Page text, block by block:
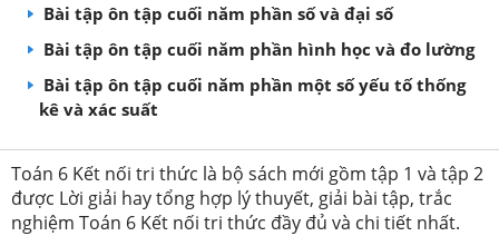
Bài tập ôn tập cuối năm phần số và đại số
Bài tập ôn tập cuối năm phần hình học và đo lường
Bài tập ôn tập cuối năm phần một số yếu tố thống
kê và xác suất
Toán 6 Kết nối tri thức là bộ sách mới gồm tập 1 và tập 2
được Lời giải hay tổng hợp lý thuyết, giải bài tập, trắc
nghiệm Toán 6 Kết nối tri thức đầy đủ và chi tiết nhất.